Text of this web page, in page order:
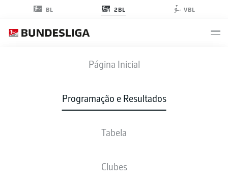
BL 2BL VBL
Página Inicial
Programação e Resultados
Tabela
Clubes
SGF S04
2 0
ESCALAÇÕES